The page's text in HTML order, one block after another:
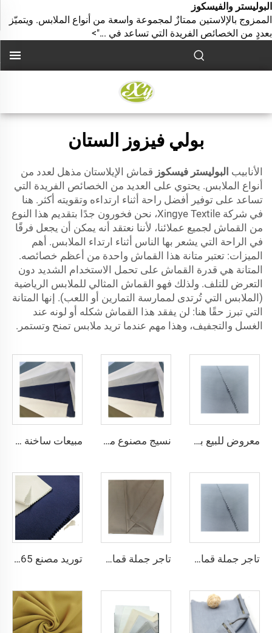
البوليستر والفيسكوز
الممزوج بالإلاستين ممتازٌ لمجموعة واسعة من أنواع الملابس. ويتميّز
بعددٍ من الخصائص الفريدة التي تساعد في ...">
بولي فيزوز الستان
الأنابيب البوليستر فيسكوز قماش الإيلاستان مذهل لعدد من
أنواع الملابس. يحتوي على العديد من الخصائص الفريدة التي
تساعد على توفير أفضل راحة أثناء ارتداءه وتقويته أكثر. هنا
في شركة Xingye Textile، نحن فخورون جدًا بتقديم هذا النوع
من القماش لجميع عملائنا، لأننا نعتقد أنه يمكن أن يجعل فرقًا
في الراحة التي يشعر بها الناس أثناء ارتداء الملابس. أهم
الميزات: تعتبر متانة هذا القماش واحدة من أعظم خصائصه.
المتانة هي قدرة القماش على تحمل الاستخدام الشديد دون
التعرض للتلف. ولذلك فهو القماش المثالي للملابس الرياضية
(الملابس التي تُرتدى لممارسة التمارين أو اللعب). إنها المتانة
التي تبرز حقًا هنا: لن يفقد هذا القماش شكله أو لونه عند
الغسل والتجفيف، وهذا مهم عندما تريد ملابس تمنح وتستمر.
معروض للبيع بسعر منخفض قماش ثوب عربي لثوب أربعة قطع قميص وسروال، قماش بوليستر تويبو ميكرو فايبر نسيج مصنوع من الألياف الدقيقة البلاستيكية Toyobo بقياس 100T نسيج عادي مبيعات ساخنة قماش الثوب العربي للألياف الدقيقة للرجال قماش بوليستر مجوف قماش toyobo قميص ثوب عربي
تاجر جملة قماش الألياف الدقيقة للرجال قماش بوليستر مجوف قماش toyobo قميص ثوب عربي تاجر جملة قماش الثوب العربي للرجال قماش بوليستر مجوف قماش toyobo قميص ثوب عربي توريد مصنع 65٪ بوليستر 35٪ قطن لبطانة الجينز النسيج المسطح TC TWILL ملون لنسيج جيوب الزي الرسمي